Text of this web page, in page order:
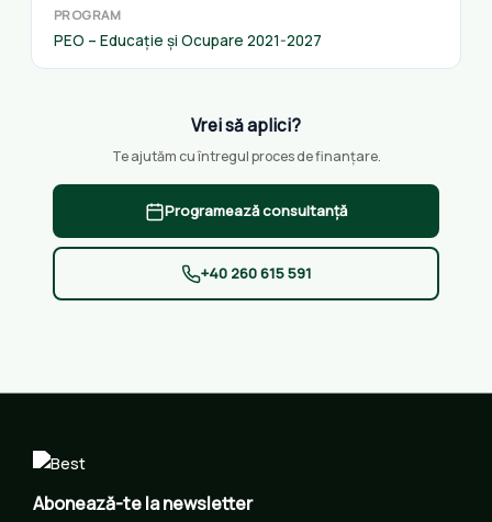
PROGRAM
PEO – Educație și Ocupare 2021-2027
Vrei să aplici?
Te ajutăm cu întregul proces de finanțare.
Programează consultanță
+40 260 615 591
Abonează-te la newsletter